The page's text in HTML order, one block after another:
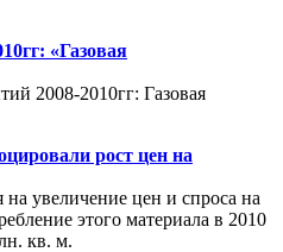
«Газовая
2008-2010гг: Газовая
рост цен на
увеличение цен и спроса на
этого материала в 2010
кв. м.